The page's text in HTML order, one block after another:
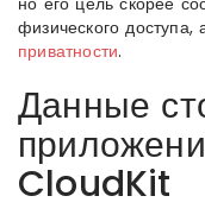
физического
приватности.
Данные
CloudKit